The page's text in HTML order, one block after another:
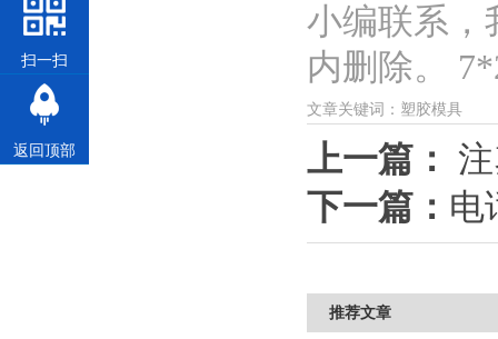
小编联系，
内删除。
文章关键词：塑胶模具
上一篇：
下一篇： 电
推荐文章
扫一扫
返回顶部